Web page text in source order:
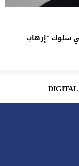
في سلوك "إرهاب